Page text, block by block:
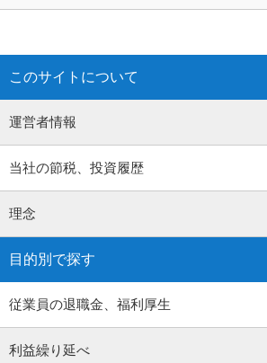
このサイトについて
運営者情報
当社の節税、投資履歴
理念
目的別で探す
従業員の退職金、福利厚生
利益繰り延べ